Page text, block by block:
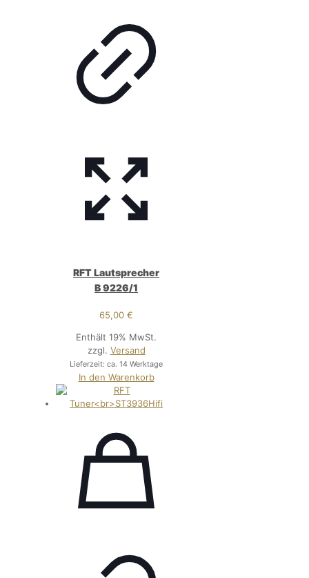
RFT Lautsprecher
B 9226/1
65,00€
Enthält 19% MwSt.
zzgl. Versand
Lieferzeit: ca. 14 Werktage
In den Warenkorb